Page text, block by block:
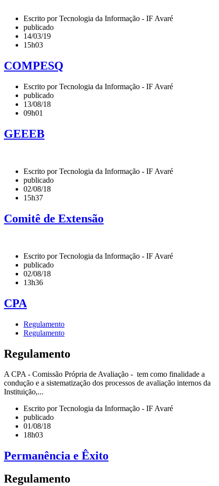
Escrito por Tecnologia da Informação - IF Avaré
publicado
14/03/19
15h03
COMPESQ
Escrito por Tecnologia da Informação - IF Avaré
publicado
13/08/18
09h01
GEEEB
Escrito por Tecnologia da Informação - IF Avaré
publicado
02/08/18
15h37
Comitê de Extensão
Escrito por Tecnologia da Informação - IF Avaré
publicado
02/08/18
13h36
CPA
Regulamento
Regulamento
Regulamento
A CPA - Comissão Própria de Avaliação - tem como finalidade a
condução e a sistematização dos processos de avaliação internos da
Instituição,...
Escrito por Tecnologia da Informação - IF Avaré
publicado
01/08/18
18h03
Permanência e Êxito
Regulamento